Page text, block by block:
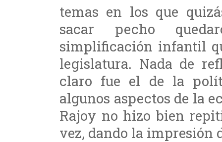
temas en los que
sacar pecho
simplificación infantil
legislatura. Nada de
claro fue el de la
algunos aspectos de la
Rajoy no hizo bien
vez, dando la impresión